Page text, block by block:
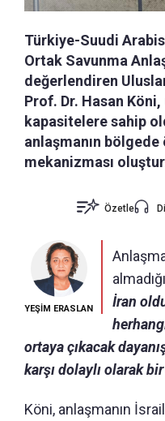
Türkiye-Suudi
Ortak Savunma
değerlendiren
Prof. Dr. Hasan
kapasitelere sahip
anlaşmanın bölgede
mekanizması
Özetle
YEŞİM ERASLAN
İran
ortaya çıkacak
karşı dolaylı olarak
Köni, anlaşmanın